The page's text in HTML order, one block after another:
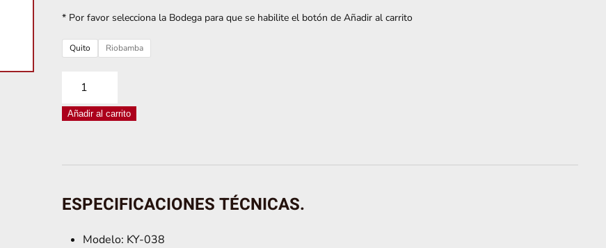
* Por favor selecciona la Bodega para que se habilite el botón de Añadir al carrito
Quito Riobamba
MÓDULO
CON
KY-
cantidad
Añadir al carrito
ESPECIFICACIONES TÉCNICAS.
Modelo: KY-038